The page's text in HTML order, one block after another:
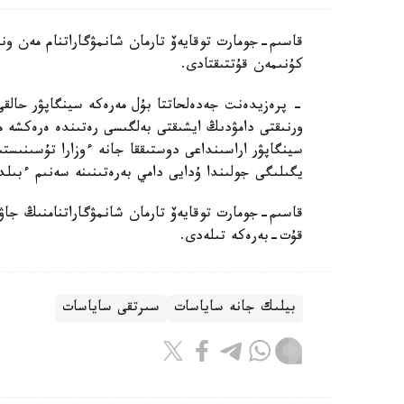
قاسىم-جومارت توقايەۆ تارمان شانمۋگاراتنام مەن
كۇنىمەن قۇتتىقتادى.
- پرەزيدەنت جەدەلحاتتا بۇل مەرەكە سينگاپۋر
ورنىقتى دامۋدىڭ ايشىقتى بەلگىسى رەتىندە
سينگاپۋر اراسىنداعى دوستىققا جانە ءوزارا
يگىلىگى جولىندا ۇدايى دامي بەرەتىنىنە سەنىم
قاسىم-جومارت توقايەۆ تارمان شانمۋگاراتنامنىڭ
قۇت-بەرەكە تىلەدى.
بيلىك جانە ساياسات سىرتقى ساياسات